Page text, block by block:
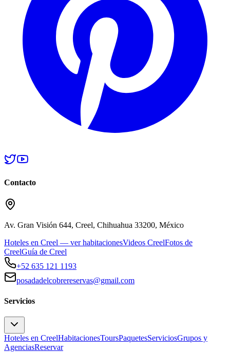
Contacto
Av. Gran Visión 644, Creel, Chihuahua 33200, México
Hoteles en Creel — ver habitacionesVideos CreelFotos de
CreelGuía de Creel
+52 635 121 1193
posadadelcobrereservas@gmail.com
Servicios
Hoteles en CreelHabitacionesToursPaquetesServiciosGrupos y
AgenciasReservar